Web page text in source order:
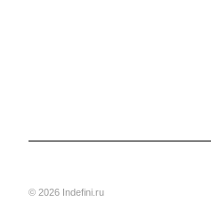
© 2026 Indefini.ru